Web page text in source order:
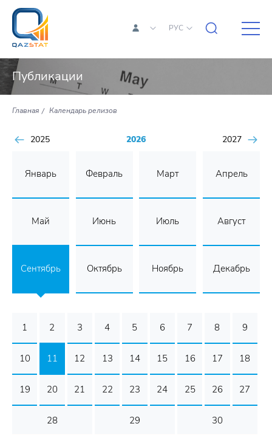
РУС
Публикации
Главная Календарь релизов
2025 2026 2027
Январь Февраль Март Апрель
Май Июнь Июль Август
Сентябрь Октябрь Ноябрь Декабрь
1 2 3 4 5 6 7 8 9
10 11 12 13 14 15 16 17 18
19 20 21 22 23 24 25 26 27
28 29 30